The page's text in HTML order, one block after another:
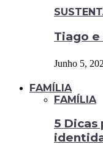
Tiago e
Junho 5,
FAMÍLIA
FAMÍLIA
5 Dicas